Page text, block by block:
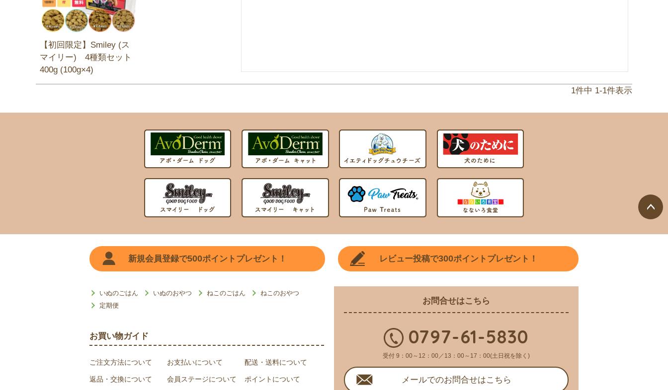
【初回限定】Smiley (ス
マイリー) 4種類セット
400g (100g×4)
1件中 1-1件表示
新規会員登録で500ポイントプレゼント！ レビュー投稿で300ポイントプレゼント！
いぬのごはん いぬのおやつ ねこのごはん
ねこのおやつ
定期便
お買い物ガイド
ご注文方法について お支払いについて 配送・送料について
返品・交換について 会員ステージについて ポイントについて
お問合せはこちら
0797-61-5830
受付 9：00～12：00／13：00～17：00(土日祝を除く)
メールでのお問合せはこちら